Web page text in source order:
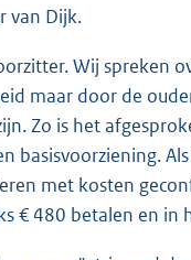
van Dijk.
Wij spreken
maar door de
Zo is het
basisvoorziening.
met kosten
€ 480 betalen en